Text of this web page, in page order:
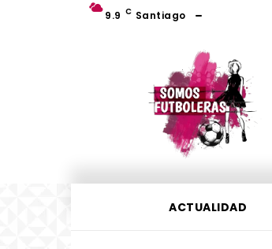
9.9 C Santiago
ACTUALIDAD